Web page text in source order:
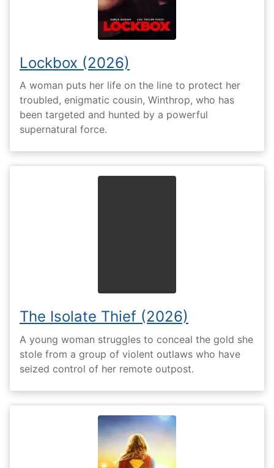
Lockbox (2026)
A woman puts her life on the line to protect her
troubled, enigmatic cousin, Winthrop, who has
been targeted and hunted by a powerful
supernatural force.
The Isolate Thief (2026)
A young woman struggles to conceal the gold she
stole from a group of violent outlaws who have
seized control of her remote outpost.